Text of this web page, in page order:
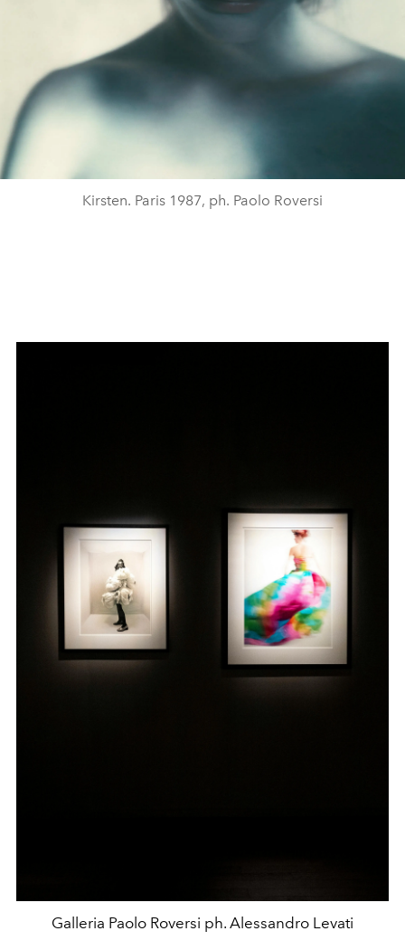
Kirsten. Paris 1987, ph. Paolo Roversi
Galleria Paolo Roversi ph. Alessandro Levati